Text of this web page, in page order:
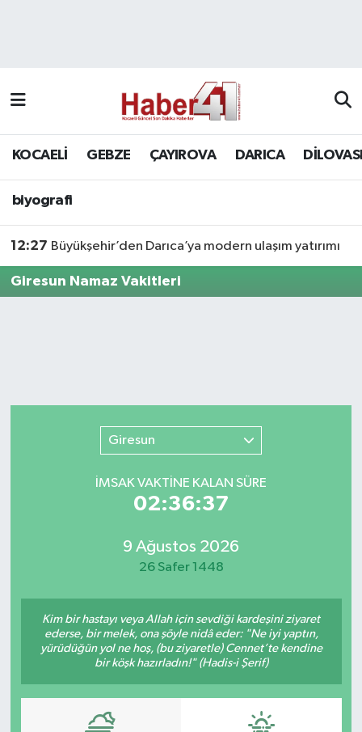
KOCAELİ GEBZE ÇAYIROVA DARICA
biyografi
12:27 Büyükşehir’den Darıca’ya modern ulaşım yatırımı
Giresun Namaz Vakitleri
Giresun
İMSAK VAKTİNE KALAN SÜRE
02:36:37
9 Ağustos 2026
26 Safer 1448
Kim bir hastayı veya Allah için sevdiği kardeşini ziyaret
ederse, bir melek, ona şöyle nidâ eder: "Ne iyi yaptın,
yürüdüğün yol ne hoş, (bu ziyaretle) Cennet’te kendine
bir köşk hazırladın!" (Hadis-i Şerif)
SPOR
Bilim, Teknoloji
ÇAYIROVA
DARICA
DİLOVASI
KÖRFEZ
Hava Durumu
Namaz Vakitleri
Trafik Durumu
Süper Lig Puan Durumu ve Fikstür
Tüm Manşetler